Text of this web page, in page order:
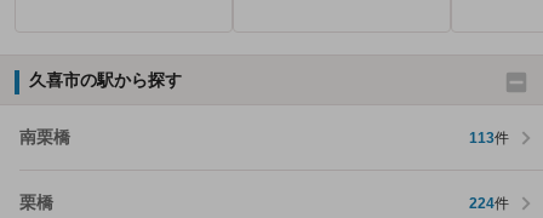
久喜市の駅から探す
南栗橋 113件
栗橋 224件